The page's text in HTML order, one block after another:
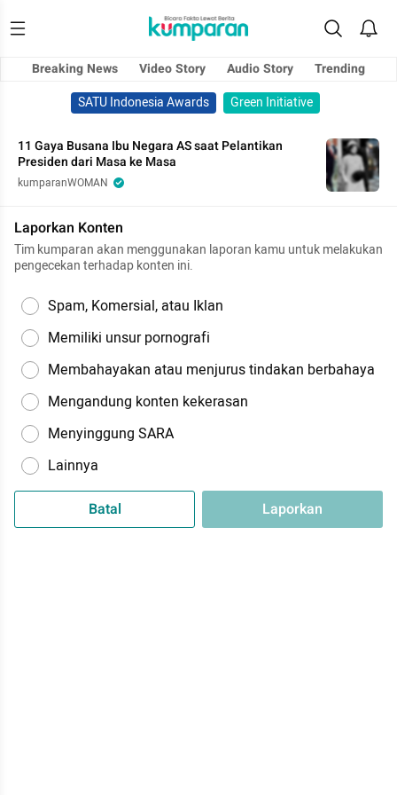
Breaking News Video Story Audio Story
Trending
SATU Indonesia Awards
Green Initiative
11 Gaya Busana Ibu Negara AS saat Pelantikan
Presiden dari Masa ke Masa
kumparanWOMAN
Laporkan Konten
Tim kumparan akan menggunakan laporan kamu untuk melakukan
pengecekan terhadap konten ini.
Spam, Komersial, atau Iklan
Memiliki unsur pornografi
Membahayakan atau menjurus tindakan berbahaya
Mengandung konten kekerasan
Menyinggung SARA
Lainnya
Batal Laporkan